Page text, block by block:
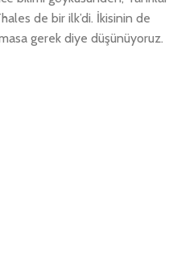
de bir ilk’di. İkisinin de
gerek diye düşünüyoruz.